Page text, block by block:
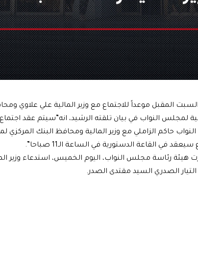
المقبل موعداً للاجتماع مع وزير المالية علي علاوي
لمجلس النواب في بيان تلقته الرشيد، انه”سيتم عقد
حاكم الزاملي مع وزير المالية ومحافظ البنك المركزي
في القاعة الدستورية في الساعة الـ11 صباحا”.
رئاسة مجلس النواب، اليوم الخميس، استدعاء وزير
الصدري السيد مقتدى الصدر.